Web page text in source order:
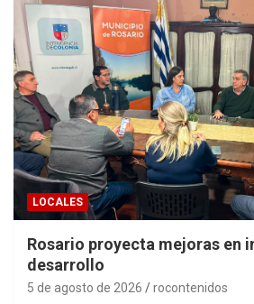
LOCALES
Rosario proyecta mejoras en
desarrollo
5 de agosto de 2026 rocontenidos